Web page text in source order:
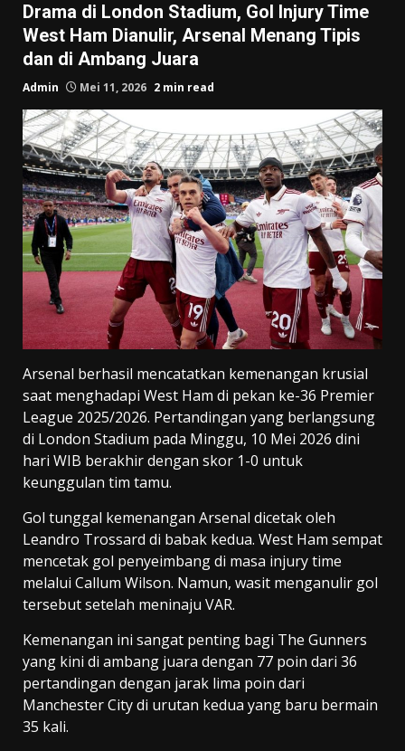
Drama di London Stadium, Gol Injury Time
West Ham Dianulir, Arsenal Menang Tipis
dan di Ambang Juara
Admin Mei 11, 2026 2 min read
Arsenal berhasil mencatatkan kemenangan krusial
saat menghadapi West Ham di pekan ke-36 Premier
League 2025/2026. Pertandingan yang berlangsung
di London Stadium pada Minggu, 10 Mei 2026 dini
hari WIB berakhir dengan skor 1-0 untuk
keunggulan tim tamu.
Gol tunggal kemenangan Arsenal dicetak oleh
Leandro Trossard di babak kedua. West Ham sempat
mencetak gol penyeimbang di masa injury time
melalui Callum Wilson. Namun, wasit menganulir gol
tersebut setelah meninaju VAR.
Kemenangan ini sangat penting bagi The Gunners
yang kini di ambang juara dengan 77 poin dari 36
pertandingan dengan jarak lima poin dari
Manchester City di urutan kedua yang baru bermain
35 kali.